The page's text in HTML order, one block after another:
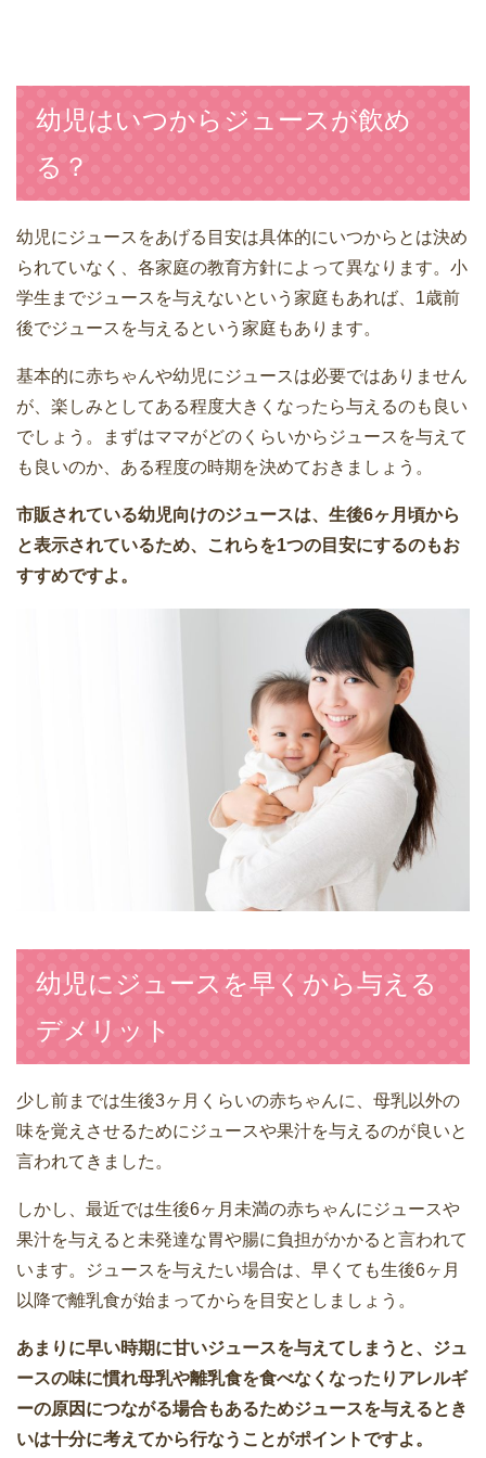
幼児はいつからジュースが飲め
る？
幼児にジュースをあげる目安は具体的にいつからとは決め
られていなく、各家庭の教育方針によって異なります。小
学生までジュースを与えないという家庭もあれば、1歳前
後でジュースを与えるという家庭もあります。
基本的に赤ちゃんや幼児にジュースは必要ではありません
が、楽しみとしてある程度大きくなったら与えるのも良い
でしょう。まずはママがどのくらいからジュースを与えて
も良いのか、ある程度の時期を決めておきましょう。
市販されている幼児向けのジュースは、生後6ヶ月頃から
と表示されているため、これらを1つの目安にするのもお
すすめですよ。
幼児にジュースを早くから与える
デメリット
少し前までは生後3ヶ月くらいの赤ちゃんに、母乳以外の
味を覚えさせるためにジュースや果汁を与えるのが良いと
言われてきました。
しかし、最近では生後6ヶ月未満の赤ちゃんにジュースや
果汁を与えると未発達な胃や腸に負担がかかると言われて
います。ジュースを与えたい場合は、早くても生後6ヶ月
以降で離乳食が始まってからを目安としましょう。
あまりに早い時期に甘いジュースを与えてしまうと、ジュ
ースの味に慣れ母乳や離乳食を食べなくなったりアレルギ
ーの原因につながる場合もあるためジュースを与えるとき
いは十分に考えてから行なうことがポイントですよ。